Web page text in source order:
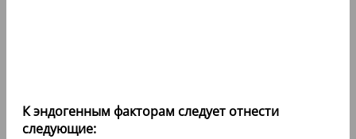
К эндогенным факторам следует отнести
следующие: